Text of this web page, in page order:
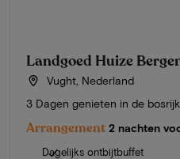
Landgoed Huize
Vught, Nederland
3 Dagen genieten in de
Arrangement 2 nachten
Dagelijks ontbijtbuffet